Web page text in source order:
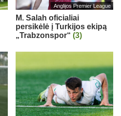
Anglijos Premier League
M. Salah oficialiai
persikėlė į Turkijos ekipą
„Trabzonspor“ (3)